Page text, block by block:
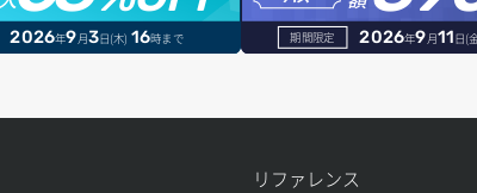
2026年9月3日(木) 16時まで 期間限定 2026年9月11日(
リファレンス